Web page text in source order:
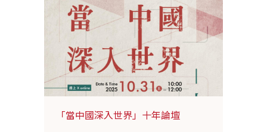
「當中國深入世界」十年論壇